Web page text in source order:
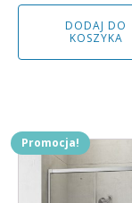
cena
wynosiła:
2207,00 zł.
cena
wynosi:
DODAJ DO
KOSZYKA
Promocja!